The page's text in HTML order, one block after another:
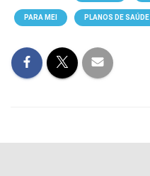
PARA MEI PLANOS DE SAÚDE